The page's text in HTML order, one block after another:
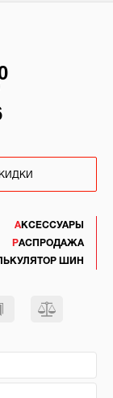
АКСЕССУАРЫ
РАСПРОДАЖА
ШИН